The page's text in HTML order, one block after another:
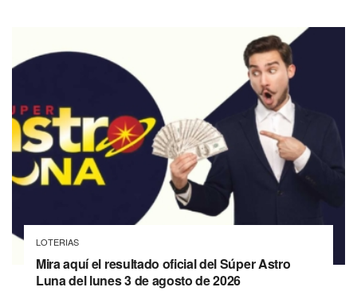
LOTERIAS
Mira aquí el resultado oficial del Súper Astro
Luna del lunes 3 de agosto de 2026